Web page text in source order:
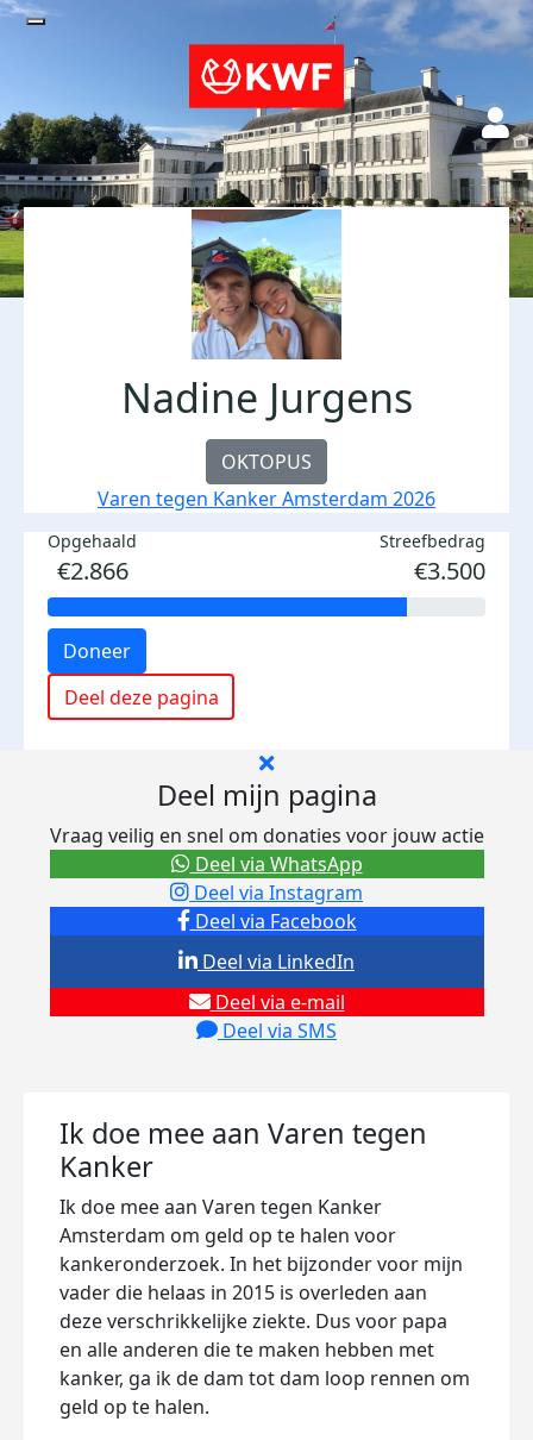
Nadine Jurgens
OKTOPUS
Varen tegen Kanker Amsterdam 2026
Opgehaald
€2.866
Streefbedrag
€3.500
Doneer
Deel deze pagina
Deel mijn pagina
Vraag veilig en snel om donaties voor jouw actie
Deel via Facebook
Deel via Instagram
Deel via e-mail
Deel via SMS
Deel via LinkedIn
Deel via WhatsApp
Ik doe mee aan Varen tegen
Kanker
Ik doe mee aan Varen tegen Kanker
Amsterdam om geld op te halen voor
kankeronderzoek. In het bijzonder voor mijn
vader die helaas in 2015 is overleden aan
deze verschrikkelijke ziekte. Dus voor papa
en alle anderen die te maken hebben met
kanker, ga ik de dam tot dam loop rennen om
geld op te halen.